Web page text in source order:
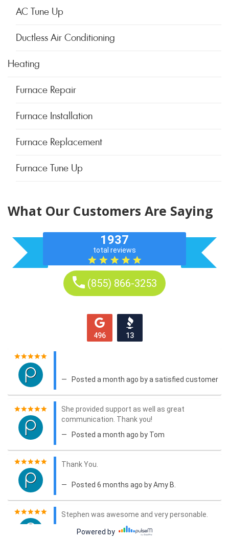
AC Tune Up
Ductless Air Conditioning
Heating
Furnace Repair
Furnace Installation
Furnace Replacement
Furnace Tune Up
What Our Customers Are Saying